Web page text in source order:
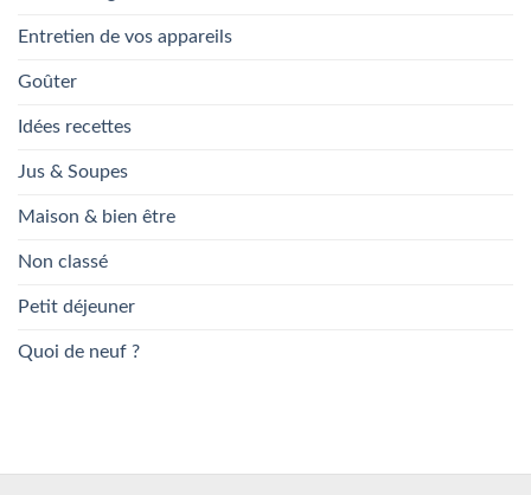
Entretien de vos appareils
Goûter
Idées recettes
Jus & Soupes
Maison & bien être
Non classé
Petit déjeuner
Quoi de neuf ?